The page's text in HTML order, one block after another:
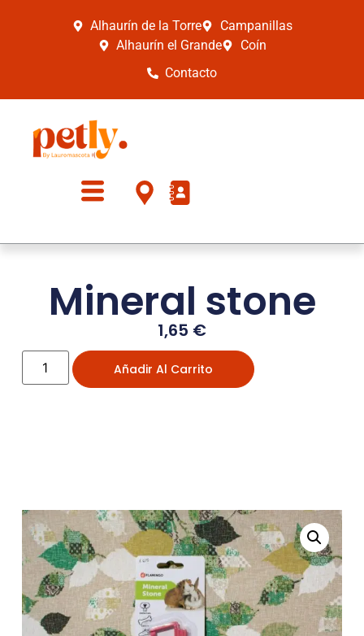
Alhaurín de la Torre
Campanillas
Alhaurín el Grande
Coín
Contacto
Mineral stone
1,65 €
Añadir Al Carrito